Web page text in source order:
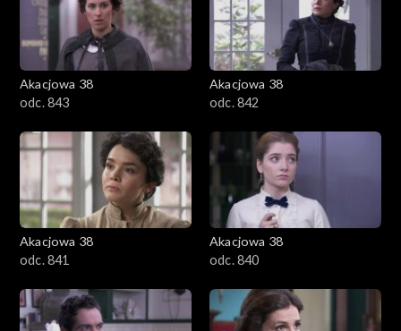
Akacjowa 38
odc. 843
Akacjowa 38
odc. 842
Akacjowa 38
odc. 841
Akacjowa 38
odc. 840